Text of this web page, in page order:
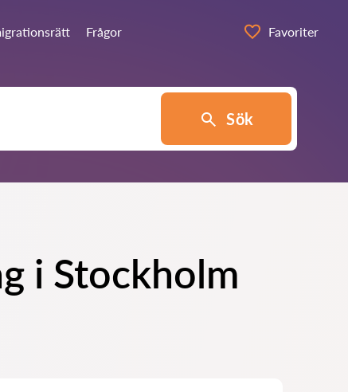
Frågor Favoriter
Sök
i Stockholm